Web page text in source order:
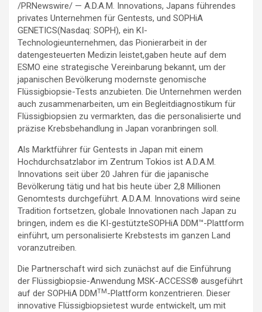
/PRNewswire/ — A.D.A.M. Innovations, Japans führendes
privates Unternehmen für Gentests, und SOPHiA
GENETICS(Nasdaq: SOPH), ein KI-
Technologieunternehmen, das Pionierarbeit in der
datengesteuerten Medizin leistet,gaben heute auf dem
ESMO eine strategische Vereinbarung bekannt, um der
japanischen Bevölkerung modernste genomische
Flüssigbiopsie-Tests anzubieten. Die Unternehmen werden
auch zusammenarbeiten, um ein Begleitdiagnostikum für
Flüssigbiopsien zu vermarkten, das die personalisierte und
präzise Krebsbehandlung in Japan voranbringen soll.
Als Marktführer für Gentests in Japan mit einem
Hochdurchsatzlabor im Zentrum Tokios ist A.D.A.M.
Innovations seit über 20 Jahren für die japanische
Bevölkerung tätig und hat bis heute über 2,8 Millionen
Genomtests durchgeführt. A.D.A.M. Innovations wird seine
Tradition fortsetzen, globale Innovationen nach Japan zu
bringen, indem es die KI-gestützteSOPHiA DDM™-Plattform
einführt, um personalisierte Krebstests im ganzen Land
voranzutreiben.
Die Partnerschaft wird sich zunächst auf die Einführung
der Flüssigbiopsie-Anwendung MSK-ACCESS® ausgeführt
auf der SOPHiA DDMTM-Plattform konzentrieren. Dieser
innovative Flüssigbiopsietest wurde entwickelt, um mit